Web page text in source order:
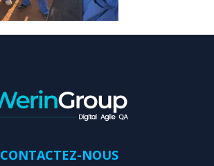
CONTACTEZ-NOUS